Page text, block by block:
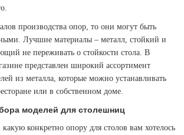
производства опор, то они могут быть
Лучшие материалы – металл, стойкий и
не переживать о стойкости стола. В
представлен широкий ассортимент
из металла, которые можно устанавливать
или в собственном доме.
моделей для столешниц
конкретно опору для столов вам хотелось